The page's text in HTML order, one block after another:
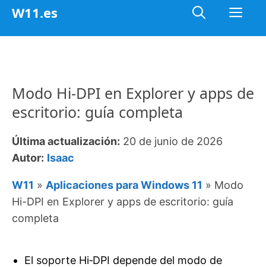
Saltar
W11.es
Modo Hi-DPI en Explorer y apps de
escritorio: guía completa
Última actualización: 20 de junio de 2026
Autor: Isaac
W11 » Aplicaciones para Windows 11 » Modo
Hi-DPI en Explorer y apps de escritorio: guía
completa
El soporte Hi‑DPI depende del modo de